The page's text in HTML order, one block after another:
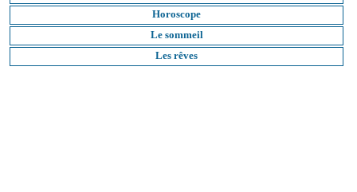
Horoscope
Le sommeil
Les rêves